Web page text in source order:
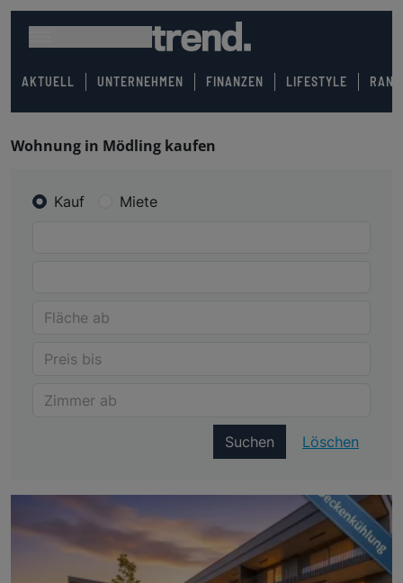
AKTUELL UNTERNEHMEN FINANZEN LIFESTYLE
Wohnung in Mödling kaufen
Kauf Miete
Suchen Löschen